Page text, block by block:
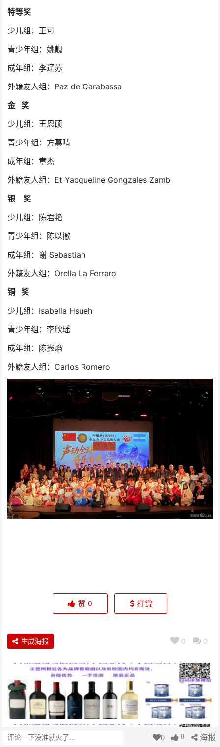
特等奖
少儿组：王可
青少年组：姚靓
成年组：李辽苏
外籍友人组：Paz de Carabassa
金 奖
少儿组：王恩硕
青少年组：方慕晴
成年组：章杰
外籍友人组：Et Yacqueline Gongzales Zamb
银 奖
少儿组：陈君艳
青少年组：陈以撤
成年组：谢 Sebastian
外籍友人组：Orella La Ferraro
铜 奖
少儿组：Isabella Hsueh
青少年组：李欣瑶
成年组：陈鑫焰
外籍友人组：Carlos Romero
赞 0 打赏
0 0
生成海报
评论 0 0 海报